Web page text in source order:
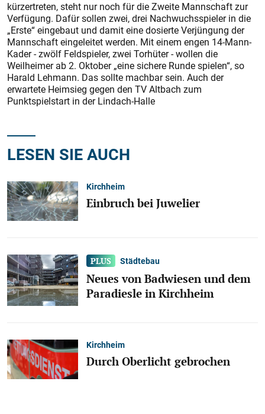
kürzertreten, steht nur noch für die Zweite Mannschaft zur
Verfügung. Dafür sollen zwei, drei Nachwuchsspieler in die
„Erste“ eingebaut und damit eine dosierte Verjüngung der
Mannschaft eingeleitet werden. Mit einem engen 14-Mann-
Kader - zwölf Feldspieler, zwei Torhüter - wollen die
Weilheimer ab 2. Oktober „eine sichere Runde spielen“, so
Harald Lehmann. Das sollte machbar sein. Auch der
erwartete Heimsieg gegen den TV Altbach zum
Punktspielstart in der Lindach-Halle
LESEN SIE AUCH
Kirchheim
Einbruch bei Juwelier
Städtebau
Neues von Badwiesen und dem
Paradiesle in Kirchheim
Kirchheim
Durch Oberlicht gebrochen